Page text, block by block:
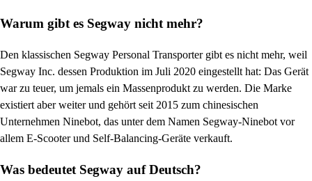
Warum gibt es Segway nicht mehr?
Den klassischen Segway Personal Transporter gibt es nicht mehr, weil
Segway Inc. dessen Produktion im Juli 2020 eingestellt hat: Das Gerät
war zu teuer, um jemals ein Massenprodukt zu werden. Die Marke
existiert aber weiter und gehört seit 2015 zum chinesischen
Unternehmen Ninebot, das unter dem Namen Segway-Ninebot vor
allem E-Scooter und Self-Balancing-Geräte verkauft.
Was bedeutet Segway auf Deutsch?